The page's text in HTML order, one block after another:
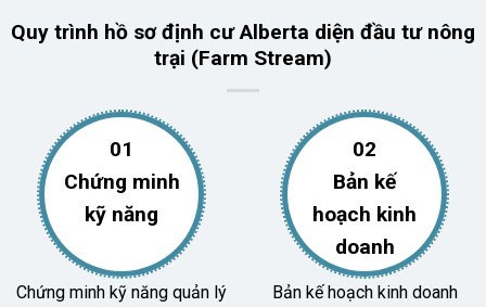
Quy trình hồ sơ định cư Alberta diện đầu tư nông
trại (Farm Stream)
01
Chứng minh
kỹ năng
Chứng minh kỹ năng quản lý
02
Bản kế
hoạch kinh
doanh
Bản kế hoạch kinh doanh